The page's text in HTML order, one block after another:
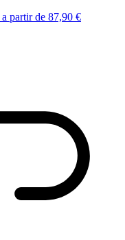
a partir de 87,90 €